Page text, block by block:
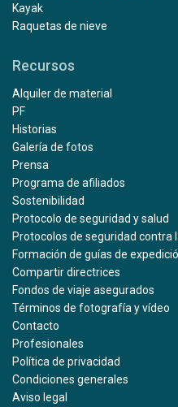
Kayak
Raquetas de nieve
Recursos
Alquiler de material
PF
Historias
Galería de fotos
Prensa
Programa de afiliados
Sostenibilidad
Protocolo de seguridad y salud
Protocolos de seguridad contra
Formación de guías de
Compartir directrices
Fondos de viaje asegurados
Términos de fotografía y vídeo
Contacto
Profesionales
Política de privacidad
Condiciones generales
Aviso legal